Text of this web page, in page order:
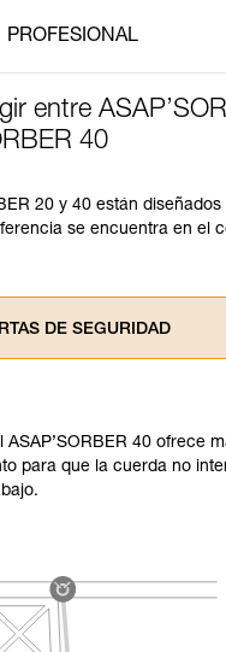
PROFESIONAL
entre
40
20 y 40 están
se encuentra en el
DE SEGURIDAD
de la ficha técnica
este complemento
estas técnicas requiere
antes de ejecutarlas
ejemplos de técnicas
ASAP’SORBER 40 ofrece
para que la cuerda no